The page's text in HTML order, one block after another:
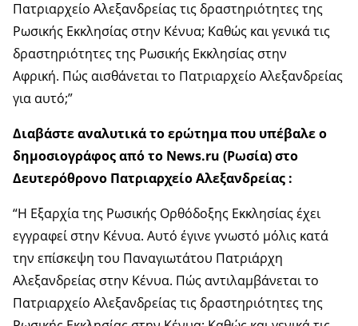
Πατριαρχείο Αλεξανδρείας τις δραστηριότητες της
Ρωσικής Εκκλησίας στην Κένυα; Καθώς και γενικά τις
δραστηριότητες της Ρωσικής Εκκλησίας στην
Αφρική. Πώς αισθάνεται το Πατριαρχείο Αλεξανδρείας
για αυτό;”
Διαβάστε αναλυτικά το ερώτημα που υπέβαλε ο
δημοσιογράφος από το News.ru (Ρωσία) στο
Δευτερόθρονο Πατριαρχείο Αλεξανδρείας :
“Η Εξαρχία της Ρωσικής Ορθόδοξης Εκκλησίας έχει
εγγραφεί στην Κένυα. Αυτό έγινε γνωστό μόλις κατά
την επίσκεψη του Παναγιωτάτου Πατριάρχη
Αλεξανδρείας στην Κένυα. Πώς αντιλαμβάνεται το
Πατριαρχείο Αλεξανδρείας τις δραστηριότητες της